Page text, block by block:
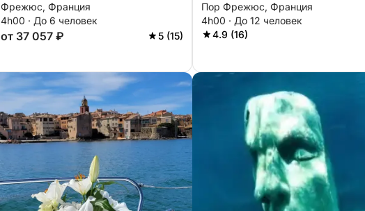
катаясь на моторной лодке во
Фрежюсе.
Фрежюс, Франция
4h00 · До 6 человек
от 37 057 ₽ 5 (15)
удовольствия на моторной
лодке.
Пор Фрежюс, Франция
4h00 · До 12 человек
4.9 (16)